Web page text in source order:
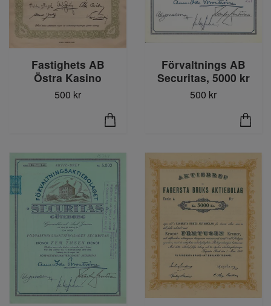
Fastighets AB
Östra Kasino
500 kr
Förvaltnings AB
Securitas, 5000 kr
500 kr